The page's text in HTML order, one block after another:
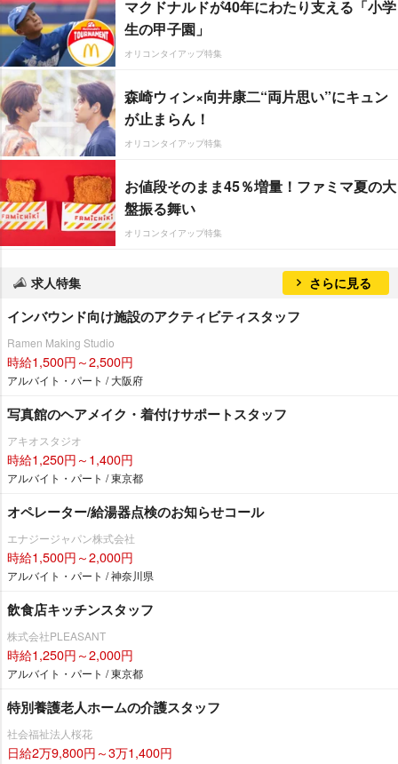
マクドナルドが40年にわたり支える「小学
生の甲子園」
オリコンタイアップ特集
森崎ウィン×向井康二“両片思い”にキュン
が止まらん！
オリコンタイアップ特集
お値段そのまま45％増量！ファミマ夏の大
盤振る舞い
オリコンタイアップ特集
求人特集 さらに見る
インバウンド向け施設のアクティビティスタッフ
Ramen Making Studio
時給1,500円～2,500円
アルバイト・パート / 大阪府
写真館のヘアメイク・着付けサポートスタッフ
アキオスタジオ
時給1,250円～1,400円
アルバイト・パート / 東京都
オペレーター/給湯器点検のお知らせコール
エナジージャパン株式会社
時給1,500円～2,000円
アルバイト・パート / 神奈川県
飲食店キッチンスタッフ
株式会社PLEASANT
時給1,250円～2,000円
アルバイト・パート / 東京都
特別養護老人ホームの介護スタッフ
社会福祉法人桜花
日給2万9,800円～3万1,400円